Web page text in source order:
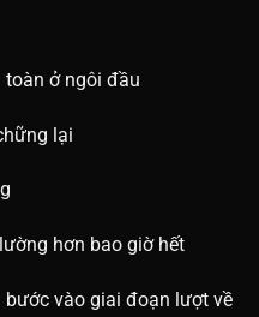
toàn ở ngôi đầu
lại
hơn bao giờ hết
vào giai đoạn lượt về